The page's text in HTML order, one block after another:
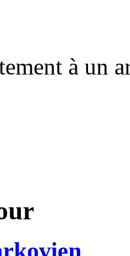
à un